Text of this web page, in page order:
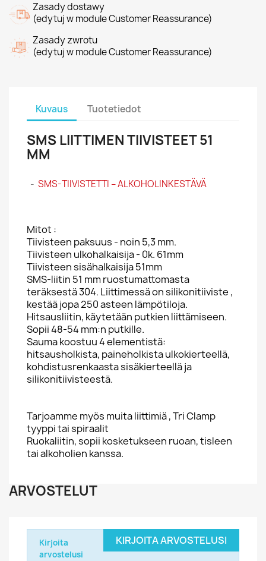
Zasady dostawy
(edytuj w module Customer Reassurance)
Zasady zwrotu
(edytuj w module Customer Reassurance)
Kuvaus Tuotetiedot
SMS LIITTIMEN TIIVISTEET 51
MM
- SMS-TIIVISTETTI – ALKOHOLINKESTÄVÄ
Mitot :
Tiivisteen paksuus - noin 5,3 mm.
Tiivisteen ulkohalkaisija - 0k. 61mm
Tiivisteen sisähalkaisija 51mm
SMS-liitin 51 mm ruostumattomasta
teräksestä 304. Liittimessä on silikonitiiviste ,
kestää jopa 250 asteen lämpötiloja.
Hitsausliitin, käytetään putkien liittämiseen.
Sopii 48-54 mm:n putkille.
Sauma koostuu 4 elementistä:
hitsausholkista, paineholkista ulkokierteellä,
kohdistusrenkaasta sisäkierteellä ja
silikonitiivisteestä.
Tarjoamme myös muita liittimiä , Tri Clamp
tyyppi tai spiraalit
Ruokaliitin, sopii kosketukseen ruoan, tisleen
tai alkoholien kanssa.
ARVOSTELUT
KIRJOITA ARVOSTELUSI
Kirjoita
arvostelusi